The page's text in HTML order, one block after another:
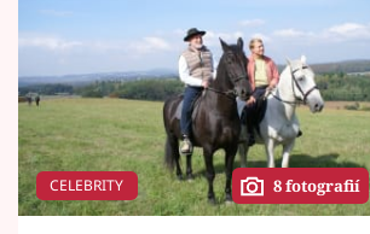
CELEBRITY 8 fotografií